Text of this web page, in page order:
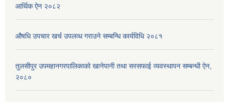
आर्थिक ऐन २०८२
औषधि उपचार खर्च उपलव्ध गराउने सम्बन्धि कार्यविधि २०८१
तुलसीपुर उपमहानगरपालिकाको खानेपानी तथा सरसफाई व्यवस्थापन सम्बन्धी ऐन,
२०८०